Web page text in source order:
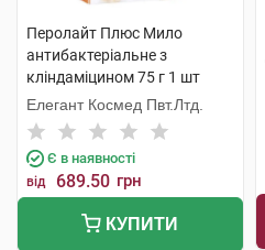
Перолайт Плюс Мило
антибактеріальне з
кліндаміцином 75 г 1 шт
Елегант Космед Пвт.Лтд.
Є в наявності
від 689.50 грн
КУПИТИ